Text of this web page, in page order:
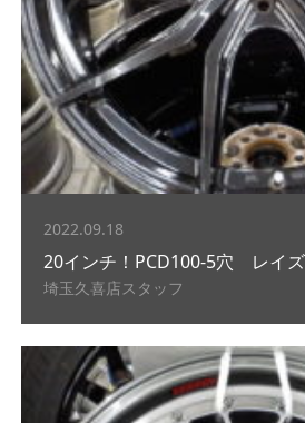
2022.09.18
20インチ！PCD100-5穴 レイ
埼玉久喜店スタッフ